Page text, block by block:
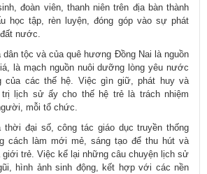
đoàn viên, thanh niên trên địa bàn thành
học tập, rèn luyện, đóng góp vào sự phát
nước.
tộc và của quê hương Đồng Nai là nguồn
là mạch nguồn nuôi dưỡng lòng yêu nước
các thế hệ. Việc gìn giữ, phát huy và
lịch sử ấy cho thế hệ trẻ là trách nhiệm
mỗi tổ chức.
thời đại số, công tác giáo dục truyền thống
cách làm mới mẻ, sáng tạo để thu hút và
giới trẻ. Việc kể lại những câu chuyện lịch sử
hình ảnh sinh động, kết hợp với các nền